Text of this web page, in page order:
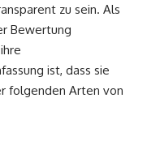
zu sein. Als
Bewertung
ist, dass sie
folgenden Arten von